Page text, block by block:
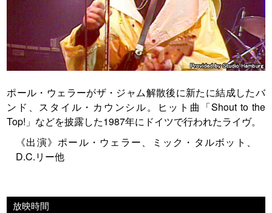
ポール・ウェラーがザ・ジャム解散後に新たに結成したバ
ンド、スタイル・カウンシル。ヒット曲「Shout to the
Top!」などを披露した1987年にドイツで行われたライヴ。
《出演》ポール・ウェラー、ミック・タルボット、
D.C.リー他
放映時間